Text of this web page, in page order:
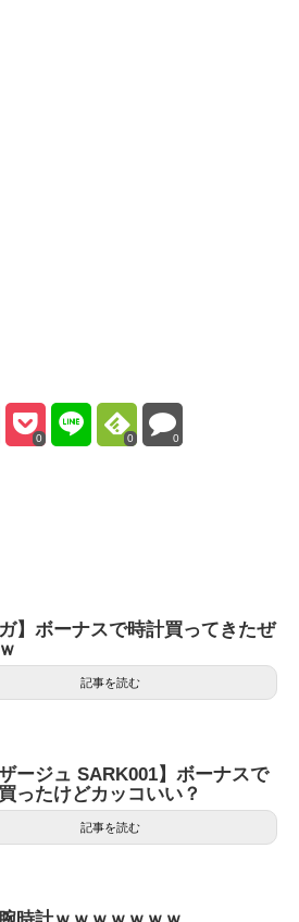
0 0 0
ガ】ボーナスで時計買ってきたぜ
記事を読む
ザージュ SARK001】ボーナスで
ったけどカッコいい？
記事を読む